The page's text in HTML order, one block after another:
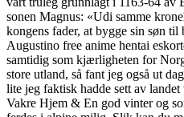
sonen Magnus: «Udi samme
kongens fader, at bygge sin søn
Augustino free anime hentai
samtidig som kjærligheten for
store utland, så fant jeg også ut
lite jeg faktisk hadde sett av
Vakre Hjem & En god vinter og